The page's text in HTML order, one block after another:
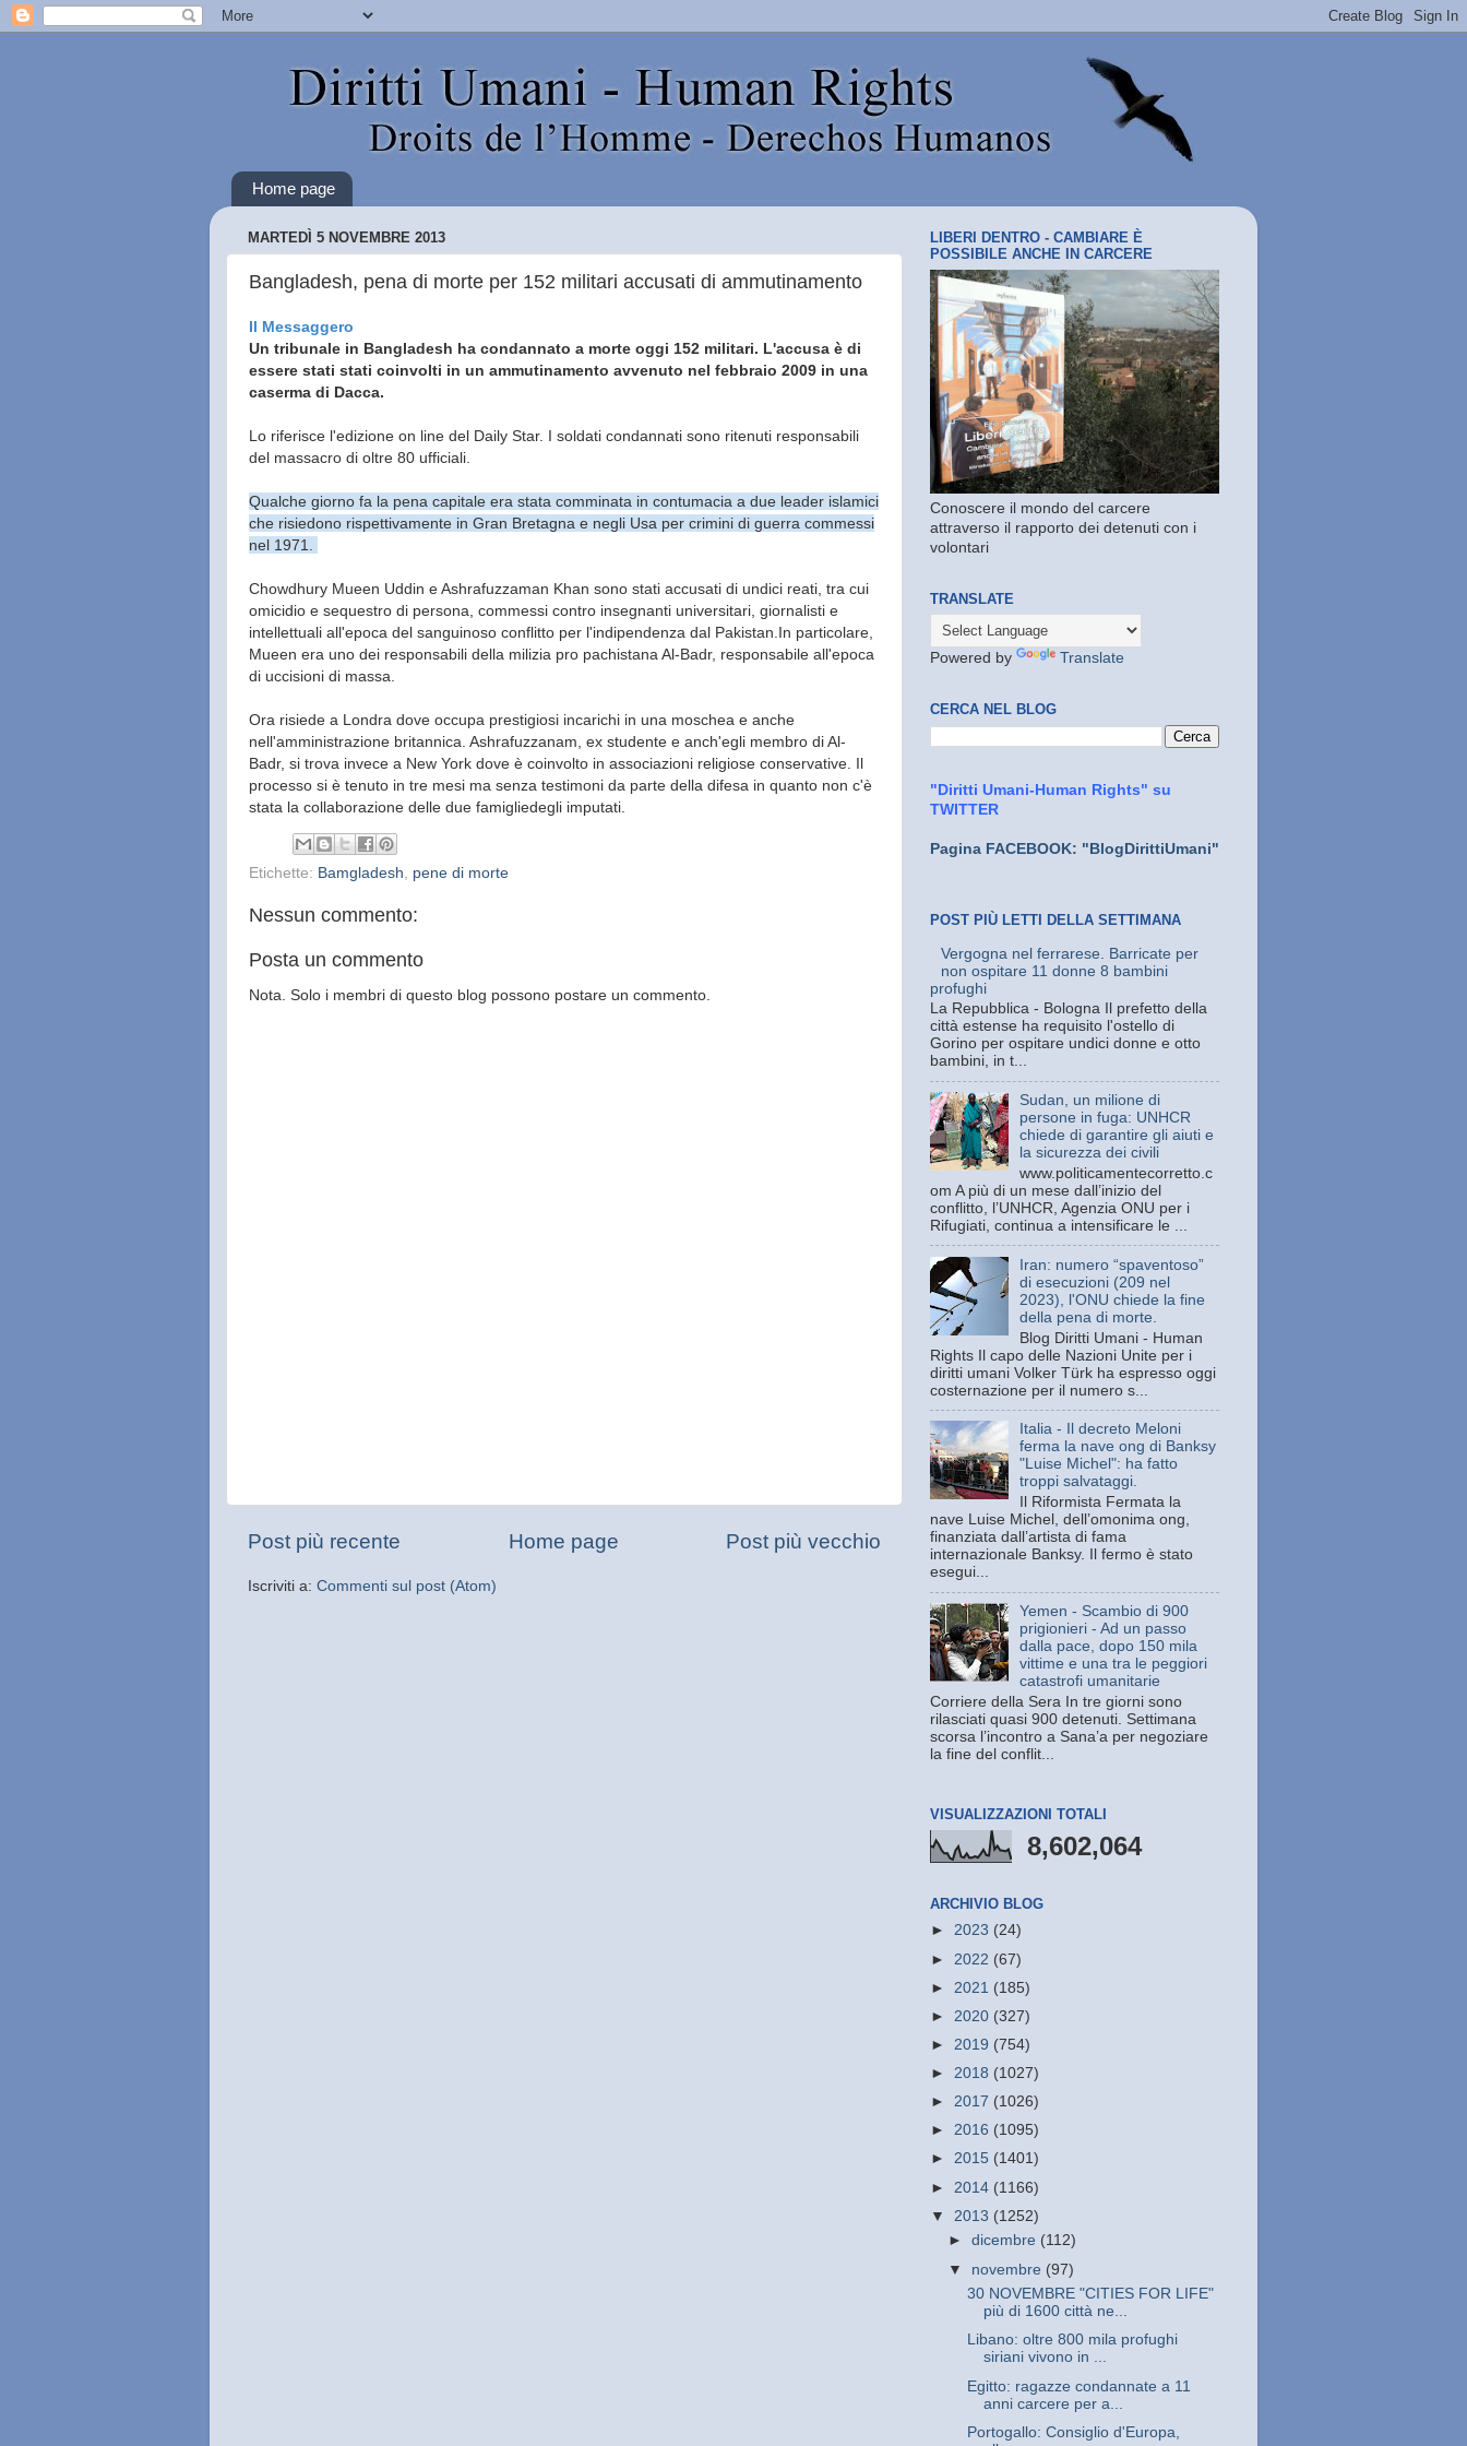
Home page
MARTEDÌ 5 NOVEMBRE 2013
Bangladesh, pena di morte per 152 militari accusati di ammutinamento
Il Messaggero
Un tribunale in Bangladesh ha condannato a morte oggi 152 militari. L'accusa è di
essere stati stati coinvolti in un ammutinamento avvenuto nel febbraio 2009 in una
caserma di Dacca.
Lo riferisce l'edizione on line del Daily Star. I soldati condannati sono ritenuti responsabili
del massacro di oltre 80 ufficiali.
Qualche giorno fa la pena capitale era stata comminata in contumacia a due leader islamici
che risiedono rispettivamente in Gran Bretagna e negli Usa per crimini di guerra commessi
nel 1971.
Chowdhury Mueen Uddin e Ashrafuzzaman Khan sono stati accusati di undici reati, tra cui
omicidio e sequestro di persona, commessi contro insegnanti universitari, giornalisti e
intellettuali all'epoca del sanguinoso conflitto per l'indipendenza dal Pakistan.In particolare,
Mueen era uno dei responsabili della milizia pro pachistana Al-Badr, responsabile all'epoca
di uccisioni di massa.
Ora risiede a Londra dove occupa prestigiosi incarichi in una moschea e anche
nell'amministrazione britannica. Ashrafuzzanam, ex studente e anch'egli membro di Al-
Badr, si trova invece a New York dove è coinvolto in associazioni religiose conservative. Il
processo si è tenuto in tre mesi ma senza testimoni da parte della difesa in quanto non c'è
stata la collaborazione delle due famigliedegli imputati.
Etichette: Bamgladesh pene di morte
Nessun commento:
Posta un commento
Nota. Solo i membri di questo blog possono postare un commento.
Post più recente Post più vecchio
Home page
Iscriviti a: Commenti sul post (Atom)
LIBERI DENTRO - CAMBIARE È
POSSIBILE ANCHE IN CARCERE
Conoscere il mondo del carcere
attraverso il rapporto dei detenuti con i
volontari
TRANSLATE
Powered by Translate
CERCA NEL BLOG
"Diritti Umani-Human Rights" su
TWITTER
Pagina FACEBOOK: "BlogDirittiUmani"
POST PIÙ LETTI DELLA SETTIMANA
Vergogna nel ferrarese. Barricate per
non ospitare 11 donne 8 bambini
profughi
La Repubblica - Bologna Il prefetto della
città estense ha requisito l'ostello di
Gorino per ospitare undici donne e otto
bambini, in t...
Sudan, un milione di
persone in fuga: UNHCR
chiede di garantire gli aiuti e
la sicurezza dei civili
www.politicamentecorretto.c
om A più di un mese dall’inizio del
conflitto, l’UNHCR, Agenzia ONU per i
Rifugiati, continua a intensificare le ...
Iran: numero “spaventoso”
di esecuzioni (209 nel
2023), l'ONU chiede la fine
della pena di morte.
Blog Diritti Umani - Human
Rights Il capo delle Nazioni Unite per i
diritti umani Volker Türk ha espresso oggi
costernazione per il numero s...
Italia - Il decreto Meloni
ferma la nave ong di Banksy
"Luise Michel": ha fatto
troppi salvataggi.
Il Riformista Fermata la
nave Luise Michel, dell’omonima ong,
finanziata dall’artista di fama
internazionale Banksy. Il fermo è stato
esegui...
Yemen - Scambio di 900
prigionieri - Ad un passo
dalla pace, dopo 150 mila
vittime e una tra le peggiori
catastrofi umanitarie
Corriere della Sera In tre giorni sono
rilasciati quasi 900 detenuti. Settimana
scorsa l’incontro a Sana’a per negoziare
la fine del conflit...
VISUALIZZAZIONI TOTALI
8,602,064
ARCHIVIO BLOG
► 2023 (24)
► 2022 (67)
► 2021 (185)
► 2020 (327)
► 2019 (754)
► 2018 (1027)
► 2017 (1026)
► 2016 (1095)
► 2015 (1401)
► 2014 (1166)
▼ 2013 (1252)
►dicembre (112)
▼ novembre (97)
30 NOVEMBRE "CITIES FOR LIFE"
più di 1600 città ne...
Libano: oltre 800 mila profughi
siriani vivono in ...
Egitto: ragazze condannate a 11
anni carcere per a...
Portogallo: Consiglio d'Europa,